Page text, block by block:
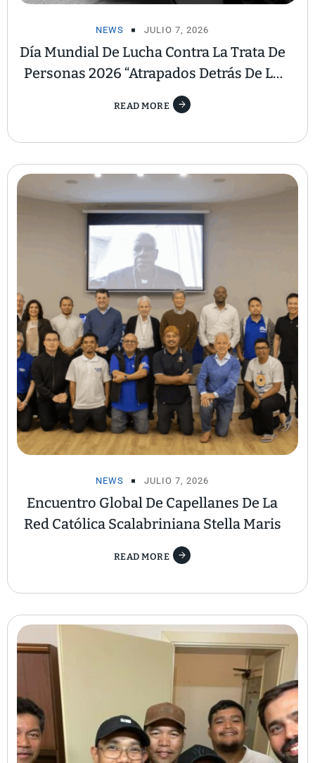
NEWS JULIO 7, 2026
Día Mundial De Lucha Contra La Trata De
Personas 2026 “Atrapados Detrás De La
Estafa”
READ MORE
NEWS JULIO 7, 2026
Encuentro Global De Capellanes De La
Red Católica Scalabriniana Stella Maris
READ MORE